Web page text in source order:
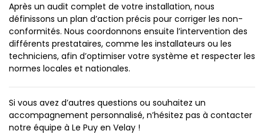
Après un audit complet de votre installation, nous
définissons un plan d’action précis pour corriger les non-
conformités. Nous coordonnons ensuite l’intervention des
différents prestataires, comme les installateurs ou les
techniciens, afin d’optimiser votre système et respecter les
normes locales et nationales.
Si vous avez d’autres questions ou souhaitez un
accompagnement personnalisé, n’hésitez pas à contacter
notre équipe à Le Puy en Velay !